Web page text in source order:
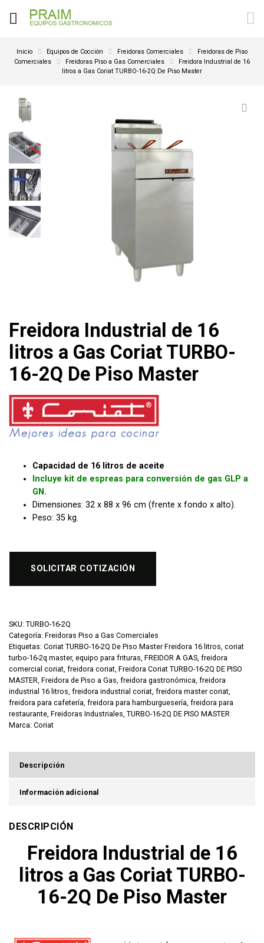
Inicio Equipos de Cocción Freidoras Comerciales
Freidoras de Piso
Comerciales
Freidoras Piso a Gas Comerciales
Freidora Industrial de 16
litros a Gas Coriat TURBO-16-2Q De Piso Master
Freidora Industrial de 16
litros a Gas Coriat TURBO-
16-2Q De Piso Master
Capacidad de 16 litros de aceite
Incluye kit de espreas para conversión de gas GLP a
GN.
Dimensiones: 32 x 88 x 96 cm (frente x fondo x alto).
Peso: 35 kg.
SOLICITAR COTIZACIÓN
SKU: TURBO-16-2Q
Categoría: Freidoras Piso a Gas Comerciales
Etiquetas: Coriat TURBO-16-2Q De Piso Master Freidora 16 litros, coriat
turbo-16-2q master, equipo para frituras, FREIDOR A GAS, freidora
comercial coriat, freidora coriat, Freidora Coriat TURBO-16-2Q DE PISO
MASTER, Freidora de Piso a Gas, freidora gastronómica, freidora
industrial 16 litros, freidora industrial coriat, freidora master coriat,
freidora para cafetería, freidora para hamburguesería, freidora para
restaurante, Freidoras Industriales, TURBO-16-2Q DE PISO MASTER
Marca: Coriat
Descripción
Información adicional
DESCRIPCIÓN
Freidora Industrial de 16
litros a Gas Coriat TURBO-
16-2Q De Piso Master